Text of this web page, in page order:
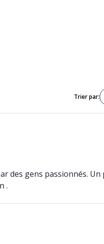
Trier par:
des gens passionnés.
.